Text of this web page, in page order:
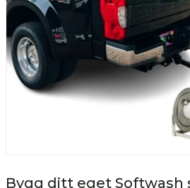
Bygg ditt eget Softwash